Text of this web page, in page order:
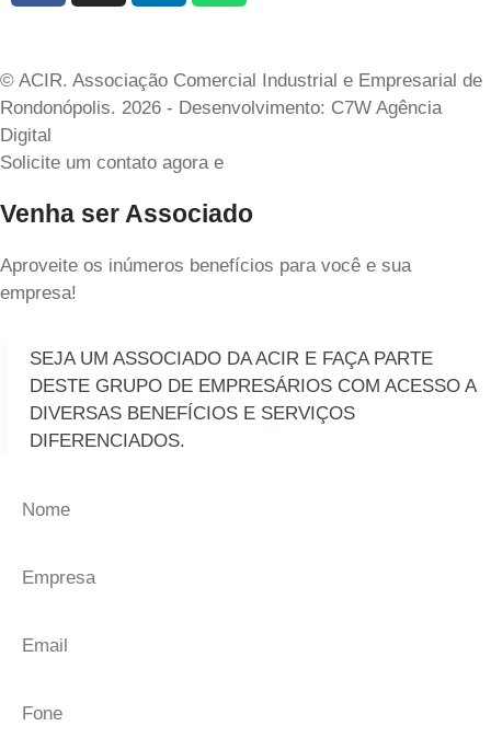
© ACIR. Associação Comercial Industrial e Empresarial de
Rondonópolis. 2026 - Desenvolvimento: C7W Agência
Digital
Solicite um contato agora e
Venha ser Associado
Aproveite os inúmeros benefícios para você e sua
empresa!
SEJA UM ASSOCIADO DA ACIR E FAÇA PARTE
DESTE GRUPO DE EMPRESÁRIOS COM ACESSO A
DIVERSAS BENEFÍCIOS E SERVIÇOS
DIFERENCIADOS.